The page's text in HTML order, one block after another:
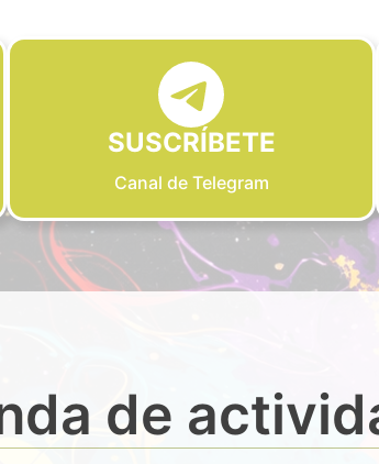
SUSCRÍBETE
Canal de Telegram
de